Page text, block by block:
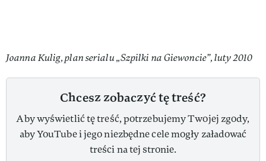
Joanna Kulig, plan serialu „Szpilki na Giewoncie”, luty 2010
Chcesz zobaczyć tę treść?
Aby wyświetlić tę treść, potrzebujemy Twojej zgody,
aby YouTube i jego niezbędne cele mogły załadować
treści na tej stronie.